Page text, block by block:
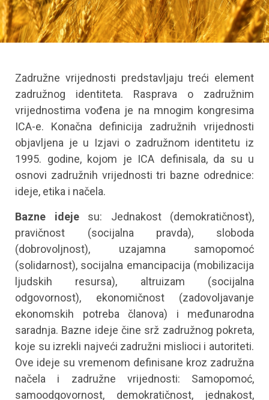
Zadružne vrijednosti predstavljaju treći element
zadružnog identiteta. Rasprava o zadružnim
vrijednostima vođena je na mnogim kongresima
ICA-e. Konačna definicija zadružnih vrijednosti
objavljena je u Izjavi o zadružnom identitetu iz
1995. godine, kojom je ICA definisala, da su u
osnovi zadružnih vrijednosti tri bazne odrednice:
ideje, etika i načela.
Bazne idejesu: Jednakost (demokratičnost),
pravičnost (socijalna pravda), sloboda
(dobrovoljnost), uzajamna samopomoć
(solidarnost), socijalna emancipacija (mobilizacija
ljudskih resursa), altruizam (socijalna
odgovornost), ekonomičnost (zadovoljavanje
ekonomskih potreba članova) i međunarodna
saradnja. Bazne ideje čine srž zadružnog pokreta,
koje su izrekli najveći zadružni mislioci i autoriteti.
Ove ideje su vremenom definisane kroz zadružna
načela i zadružne vrijednosti: Samopomoć,
samoodgovornost, demokratičnost, jednakost,